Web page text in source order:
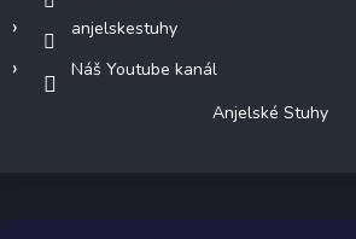
anjelskestuhy
Náš Youtube kanál
Anjelské Stuhy